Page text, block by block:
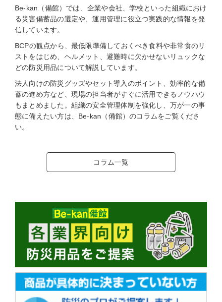
Be-kan（備館）では、企業や会社、学校といった組織におけ
る災害備蓄品の選定や、運用管理に役立つ実践的な情報を発
信しています。
BCPの観点から、最低限準備しておくべき食料や非常食のリ
ストをはじめ、ヘルメット、避難時に欠かせないリュックな
どの防災用品について解説しています。
法人向けの防災グッズやセット導入のポイント、効率的な備
蓄の進め方など、現場の担当者がすぐに活用できるノウハウ
もまとめました。組織の安全管理体制を強化し、万が一の事
態に備えたい方は、Be-kan（備館）のコラムをご覧くださ
い。
コラム一覧